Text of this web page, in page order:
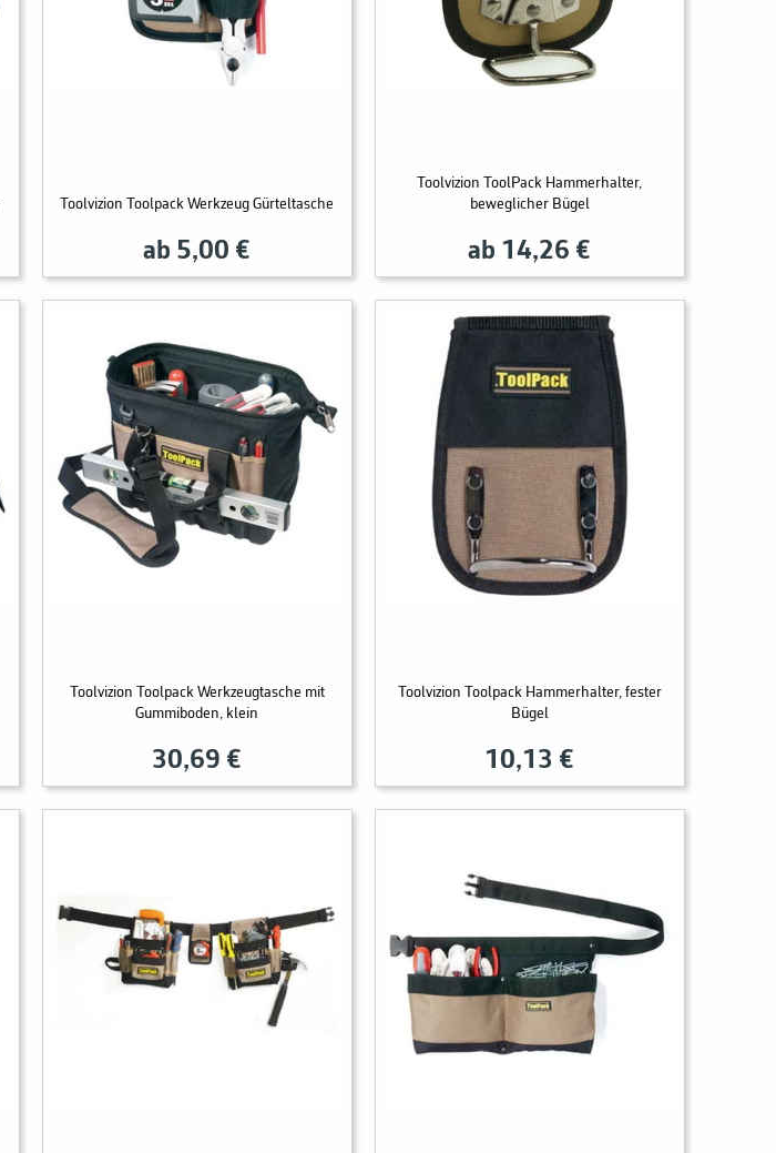
Toolvizion Toolpack Werkzeug Gürteltasche
ab 5,00 €
Toolvizion ToolPack Hammerhalter,
beweglicher Bügel
ab 14,26 €
Toolvizion Toolpack Werkzeugtasche mit
Gummiboden, klein
30,69 €
Toolvizion Toolpack Hammerhalter, fester
Bügel
10,13 €